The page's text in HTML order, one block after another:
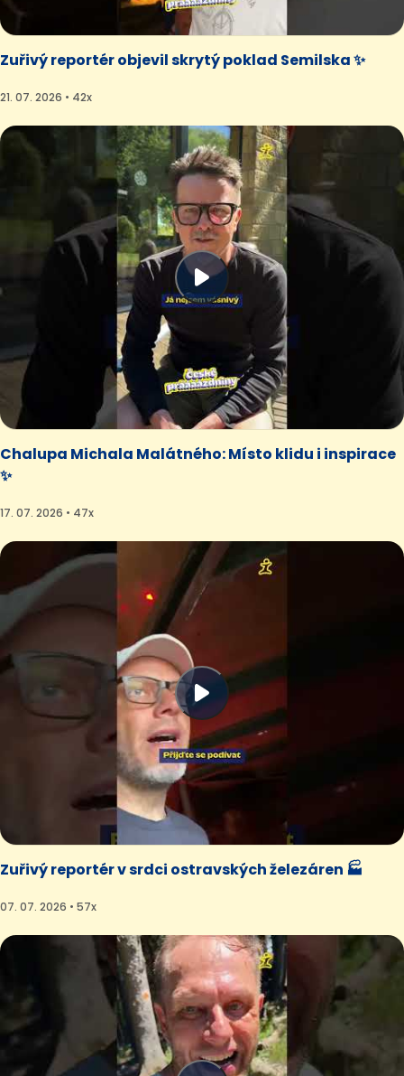
Zuřivý reportér objevil skrytý poklad Semilska ✨
21. 07. 2026 • 42x
Chalupa Michala Malátného: Místo klidu i inspirace
✨
17. 07. 2026 • 47x
Zuřivý reportér v srdci ostravských železáren 🏭
07. 07. 2026 • 57x